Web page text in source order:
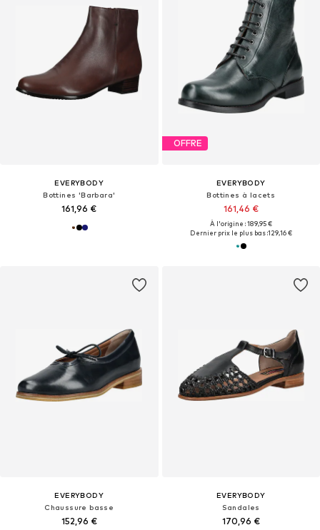
EVERYBODY
Bottines 'Barbara'
161,96 €
OFFRE
EVERYBODY
Bottines à lacets
161,46 €
À l'origine : 189,95 €
Dernier prix le plus bas :129,16 €
EVERYBODY
Chaussure basse
152,96 €
EVERYBODY
Sandales
170,96 €